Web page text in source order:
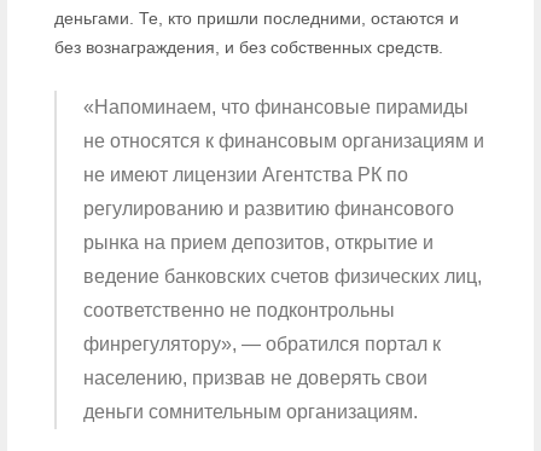
деньгами. Те, кто пришли последними, остаются и
без вознаграждения, и без собственных средств.
«Напоминаем, что финансовые пирамиды
не относятся к финансовым организациям и
не имеют лицензии Агентства РК по
регулированию и развитию финансового
рынка на прием депозитов, открытие и
ведение банковских счетов физических лиц,
соответственно не подконтрольны
финрегулятору», — обратился портал к
населению, призвав не доверять свои
деньги сомнительным организациям.